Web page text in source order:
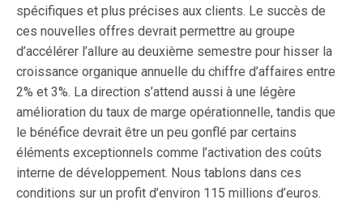
spécifiques et plus précises aux clients. Le succès de
ces nouvelles offres devrait permettre au groupe
d’accélérer l’allure au deuxième semestre pour hisser la
croissance organique annuelle du chiffre d’affaires entre
2% et 3%. La direction s’attend aussi à une légère
amélioration du taux de marge opérationnelle, tandis que
le bénéfice devrait être un peu gonflé par certains
éléments exceptionnels comme l’activation des coûts
interne de développement. Nous tablons dans ces
conditions sur un profit d’environ 115 millions d’euros.